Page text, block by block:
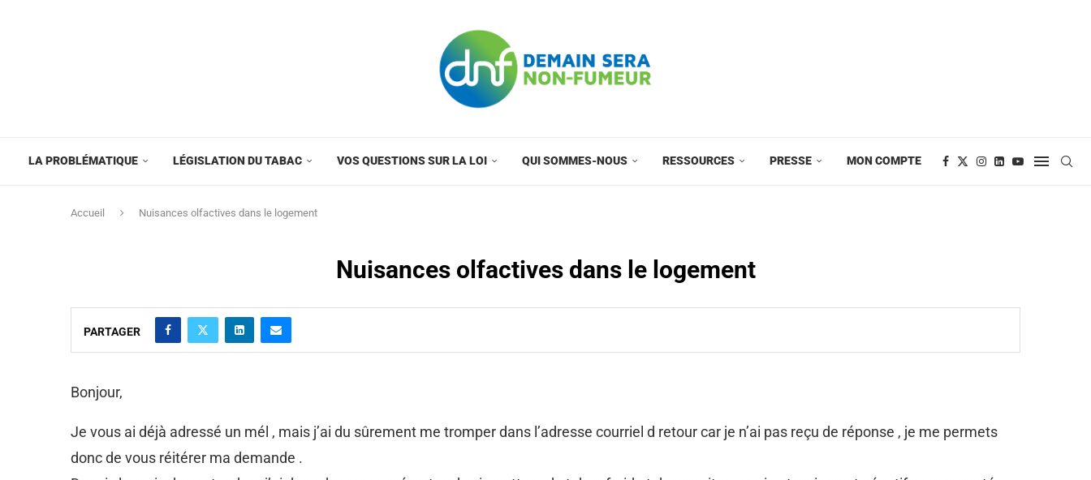
LA PROBLÉMATIQUE LÉGISLATION DU TABAC VOS QUESTIONS SUR LA LOI QUI SOMMES-NOUS RESSOURCES PRESSE MON COMPTE
Accueil Nuisances olfactives dans le logement
Nuisances olfactives dans le logement
PARTAGER
Bonjour,
Je vous ai déjà adressé un mél , mais j’ai du sûrement me tromper dans l’adresse courriel d retour car je n’ai pas reçu de réponse , je me permets
donc de vous réitérer ma demande .